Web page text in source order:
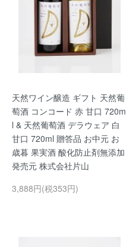
天然ワイン醸造 ギフト 天然葡
萄酒 コンコード 赤 甘口 720m
l & 天然葡萄酒 デラウェア 白
甘口 720ml 贈答品 お中元 お
歳暮 果実酒 酸化防止剤無添加
発売元 株式会社片山
3,888円(税353円)